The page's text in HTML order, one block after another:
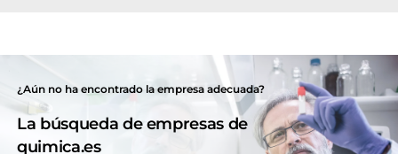
¿Aún no ha encontrado la empresa adecuada?
La búsqueda de empresas de
quimica.es